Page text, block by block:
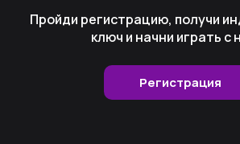
Пройди регистрацию, получи
ключ и начни играть с
Регистрация